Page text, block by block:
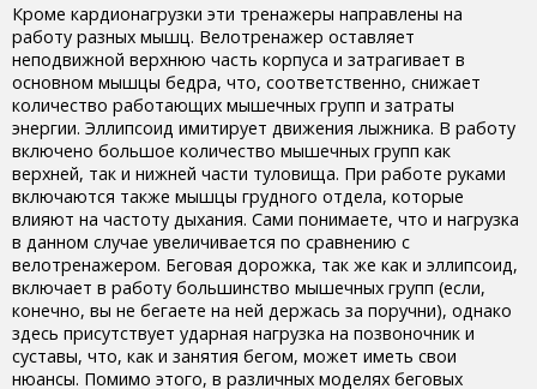
Кроме кардионагрузки эти тренажеры направлены на
работу разных мышц. Велотренажер оставляет
неподвижной верхнюю часть корпуса и затрагивает в
основном мышцы бедра, что, соответственно, снижает
количество работающих мышечных групп и затраты
энергии. Эллипсоид имитирует движения лыжника. В работу
включено большое количество мышечных групп как
верхней, так и нижней части туловища. При работе руками
включаются также мышцы грудного отдела, которые
влияют на частоту дыхания. Сами понимаете, что и нагрузка
в данном случае увеличивается по сравнению с
велотренажером. Беговая дорожка, так же как и эллипсоид,
включает в работу большинство мышечных групп (если,
конечно, вы не бегаете на ней держась за поручни), однако
здесь присутствует ударная нагрузка на позвоночник и
суставы, что, как и занятия бегом, может иметь свои
нюансы. Помимо этого, в различных моделях беговых